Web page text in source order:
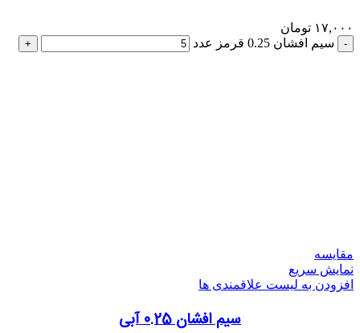
۱۷,۰۰۰ تومان
سیم افشان 0.25 قرمز عدد
مقایسه
نمایش سریع
افزودن به لیست علاقمندی ها
سیم افشان 0.25 آبی